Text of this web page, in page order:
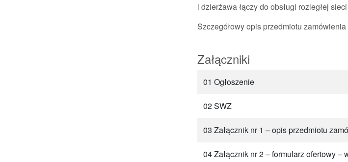
i dzierżawa łączy do obsługi rozległej
Szczegółowy opis przedmiotu
Załączniki
01 Ogłoszenie
02 SWZ
03 Załącznik nr 1 – opis przedmiotu
04 Załącznik nr 2 – formularz ofertowy –